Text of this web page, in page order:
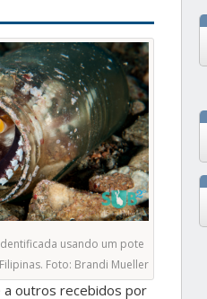
usando um pote
Foto: Brandi Mueller
a outros recebidos por